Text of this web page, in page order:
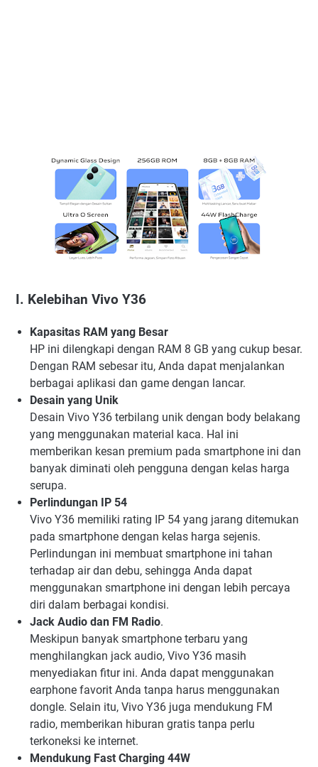
I. Kelebihan Vivo Y36
Kapasitas RAM yang Besar
HP ini dilengkapi dengan RAM 8 GB yang cukup besar.
Dengan RAM sebesar itu, Anda dapat menjalankan
berbagai aplikasi dan game dengan lancar.
Desain yang Unik
Desain Vivo Y36 terbilang unik dengan body belakang
yang menggunakan material kaca. Hal ini
memberikan kesan premium pada smartphone ini dan
banyak diminati oleh pengguna dengan kelas harga
serupa.
Perlindungan IP 54
Vivo Y36 memiliki rating IP 54 yang jarang ditemukan
pada smartphone dengan kelas harga sejenis.
Perlindungan ini membuat smartphone ini tahan
terhadap air dan debu, sehingga Anda dapat
menggunakan smartphone ini dengan lebih percaya
diri dalam berbagai kondisi.
Jack Audio dan FM Radio.
Meskipun banyak smartphone terbaru yang
menghilangkan jack audio, Vivo Y36 masih
menyediakan fitur ini. Anda dapat menggunakan
earphone favorit Anda tanpa harus menggunakan
dongle. Selain itu, Vivo Y36 juga mendukung FM
radio, memberikan hiburan gratis tanpa perlu
terkoneksi ke internet.
Mendukung Fast Charging 44W